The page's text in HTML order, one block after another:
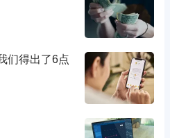
们得出了6点